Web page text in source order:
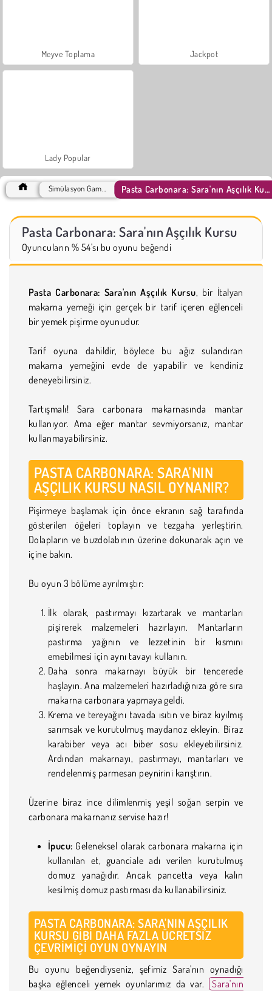
Meyve Toplama Jackpot
Lady Popular
Pasta Carbonara: Sara'nın Aşçılık Kursu
Oyuncuların % 54'sı bu oyunu beğendi
Pasta Carbonara: Sara'nın Aşçılık Kursu, bir İtalyan
makarna yemeği için gerçek bir tarif içeren eğlenceli
bir yemek pişirme oyunudur.
Tarif oyuna dahildir, böylece bu ağız sulandıran
makarna yemeğini evde de yapabilir ve kendiniz
deneyebilirsiniz.
Tartışmalı! Sara carbonara makarnasında mantar
kullanıyor. Ama eğer mantar sevmiyorsanız, mantar
kullanmayabilirsiniz.
PASTA CARBONARA: SARA'NIN
AŞÇILIK KURSU NASIL OYNANIR?
Pişirmeye başlamak için önce ekranın sağ tarafında
gösterilen öğeleri toplayın ve tezgaha yerleştirin.
Dolapların ve buzdolabının üzerine dokunarak açın ve
içine bakın.
Bu oyun 3 bölüme ayrılmıştır:
İlk olarak, pastırmayı kızartarak ve mantarları
pişirerek malzemeleri hazırlayın. Mantarların
pastırma yağının ve lezzetinin bir kısmını
emebilmesi için aynı tavayı kullanın.
Daha sonra makarnayı büyük bir tencerede
haşlayın. Ana malzemeleri hazırladığınıza göre sıra
makarna carbonara yapmaya geldi.
Krema ve tereyağını tavada ısıtın ve biraz kıyılmış
sarımsak ve kurutulmuş maydanoz ekleyin. Biraz
karabiber veya acı biber sosu ekleyebilirsiniz.
Ardından makarnayı, pastırmayı, mantarları ve
rendelenmiş parmesan peynirini karıştırın.
Üzerine biraz ince dilimlenmiş yeşil soğan serpin ve
carbonara makarnanız servise hazır!
İpucu: Geleneksel olarak carbonara makarna için
kullanılan et, guanciale adı verilen kurutulmuş
domuz yanağıdır. Ancak pancetta veya kalın
kesilmiş domuz pastırması da kullanabilirsiniz.
PASTA CARBONARA: SARA'NIN AŞÇILIK
KURSU GIBI DAHA FAZLA ÜCRETSIZ
ÇEVRIMIÇI OYUN OYNAYIN
Bu oyunu beğendiyseniz, şefimiz Sara'nın oynadığı
başka eğlenceli yemek oyunlarımız da var. Sara'nın